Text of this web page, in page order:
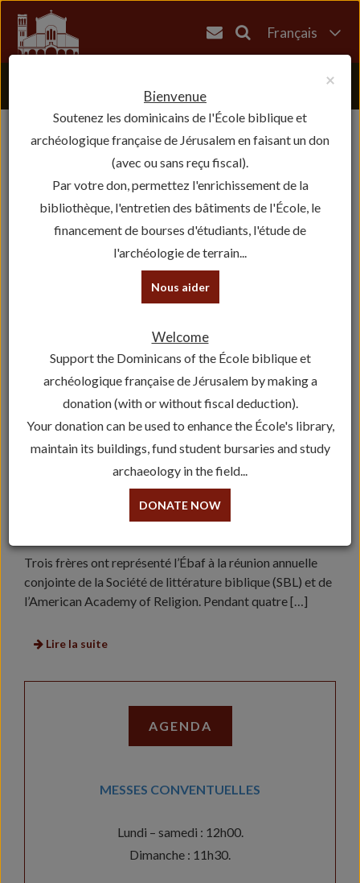
Français
עברית
L’ÉBAF À BOSTON : RENCONTRE ANNUELLE
Trois frères ont représenté l’Ébaf à la réunion annuelle
conjointe de la Société de littérature biblique (SBL) et de
l’American Academy of Religion. Pendant quatre […]
Lire la suite
AGENDA
MESSES CONVENTUELLES
Lundi – samedi : 12h00.
Dimanche : 11h30.
×
Bienvenue
Soutenez les dominicains de l'École biblique et
archéologique française de Jérusalem en faisant un don
(avec ou sans reçu fiscal).
Par votre don, permettez l'enrichissement de la
bibliothèque, l'entretien des bâtiments de l'École, le
financement de bourses d'étudiants, l'étude de
l'archéologie de terrain...
Nous aider
Welcome
Support the Dominicans of the École biblique et
archéologique française de Jérusalem by making a
donation (with or without fiscal deduction).
Your donation can be used to enhance the École's library,
maintain its buildings, fund student bursaries and study
archaeology in the field...
DONATE NOW